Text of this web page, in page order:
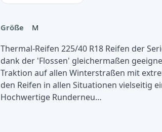
Größe M
Thermal-Reifen 225/40 R18 Reifen der
dank der 'Flossen' gleichermaßen
Traktion auf allen Winterstraßen mit
den Reifen in allen Situationen vielseitig
Hochwertige Runderneu…